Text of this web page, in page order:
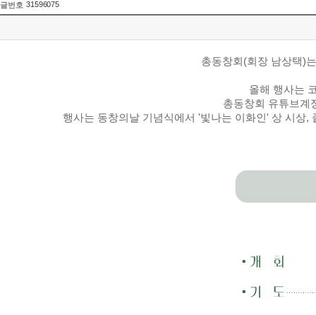
글번호 31596075
총동창회(회장 남상택)
올해 행사는
총동창회 유튜브계
행사는 동창의날 기념식에서 '빛나는 이화인' 상 시상